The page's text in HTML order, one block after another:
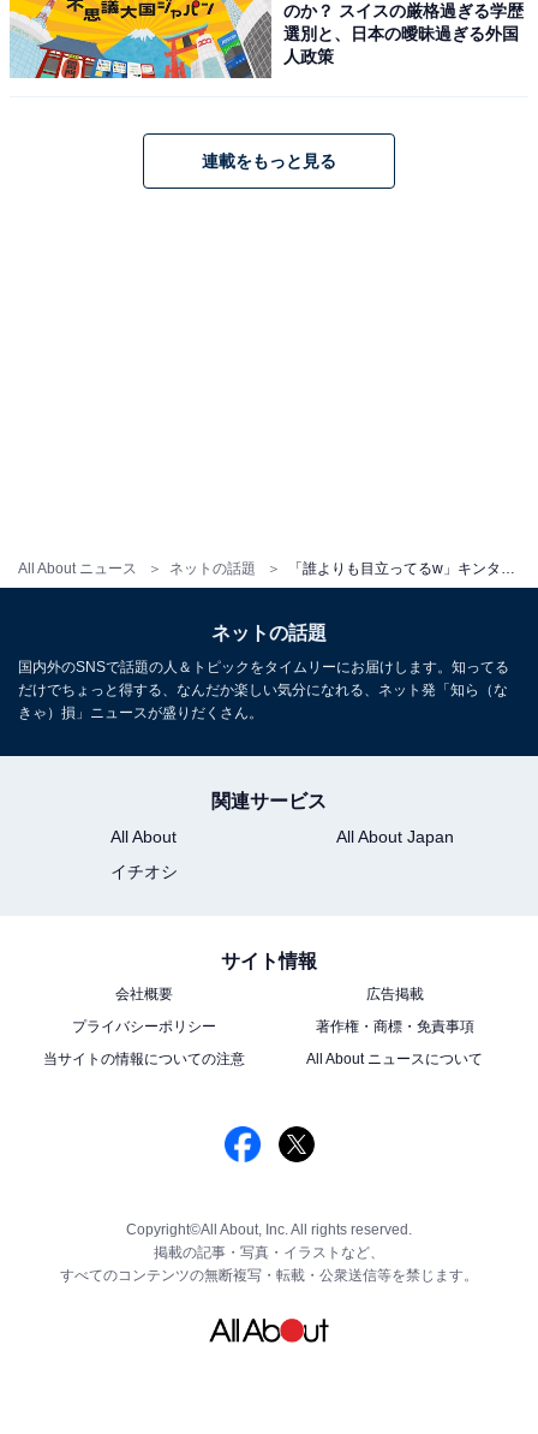
All About ニュース ネットの話題
のか？ スイスの厳格過ぎる学歴
選別と、日本の曖昧過ぎる外国
人政策
連載をもっと見る
ネットの話題
国内外のSNSで話題の人＆トピックをタイムリーにお届けします。知ってる
だけでちょっと得する、なんだか楽しい気分になれる、ネット発「知ら（な
きゃ）損」ニュースが盛りだくさん。
関連サービス
All About
All About Japan
イチオシ
サイト情報
会社概要
広告掲載
プライバシーポリシー
著作権・商標・免責事項
当サイトの情報についての注意
All About ニュースについて
Copyright©All About, Inc. All rights reserved.
掲載の記事・写真・イラストなど、
すべてのコンテンツの無断複写・転載・公衆送信等を禁じます。